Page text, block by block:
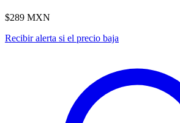
$289 MXN
Recibir alerta si el precio baja